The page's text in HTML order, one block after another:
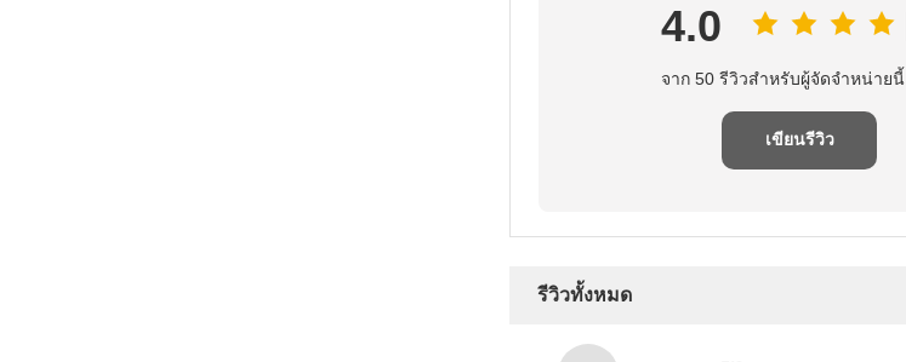
4.0
จาก 50 รีวิวสําหรับผู้จัดจําหน่ายนี้
เขียนรีวิว
รีวิวทั้งหมด